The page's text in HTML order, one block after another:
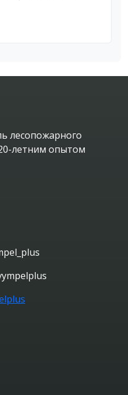
лесопожарного
летним опытом